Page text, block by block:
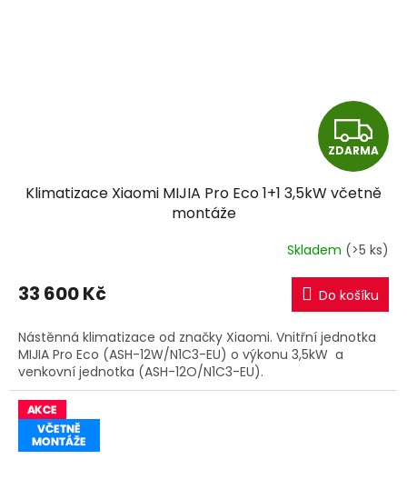
Z
D
A
R
M
A
ZDARMA
Klimatizace Xiaomi MIJIA Pro Eco 1+1 3,5kW včetně
montáže
Skladem (>5 ks)
33 600 Kč Do košíku
Nástěnná klimatizace od značky Xiaomi. Vnitřní jednotka
MIJIA Pro Eco (ASH-12W/N1C3-EU) o výkonu 3,5kW a
venkovní jednotka (ASH-12O/N1C3-EU).